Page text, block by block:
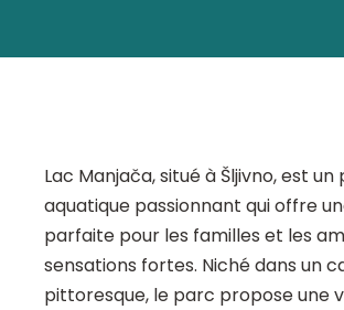
Lac Manjača, situé à Šljivno, est un
aquatique passionnant qui offre
parfaite pour les familles et les
sensations fortes. Niché dans un
pittoresque, le parc propose une